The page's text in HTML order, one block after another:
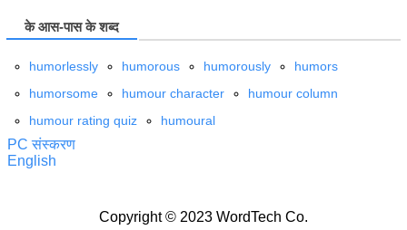
के आस-पास के शब्द
humorlessly humorous humorously
humors
humorsome
humour character
humour column
humour rating quiz
humoural
PC संस्करण
English
Copyright © 2023 WordTech Co.